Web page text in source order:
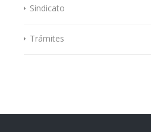
Sindicato
Trámites